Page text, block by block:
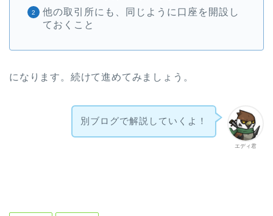
他の取引所にも、同じように口座を開設し
ておくこと
になります。続けて進めてみましょう。
エディ君
別ブログで解説していくよ！